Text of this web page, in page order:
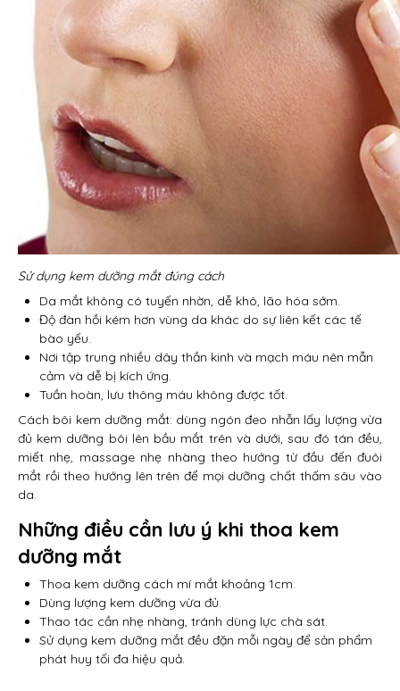
Sử dụng kem dưỡng mắt đúng cách
Da mắt không có tuyến nhờn, dễ khô, lão hóa sớm.
Độ đàn hồi kém hơn vùng da khác do sự liên kết các tế
bào yếu.
Nơi tập trung nhiều dây thần kinh và mạch máu nên mẫn
cảm và dễ bị kích ứng.
Tuần hoàn, lưu thông máu không được tốt.
Cách bôi kem dưỡng mắt: dùng ngón đeo nhẫn lấy lượng vừa
đủ kem dưỡng bôi lên bầu mắt trên và dưới, sau đó tán đều,
miết nhẹ, massage nhẹ nhàng theo hướng từ đầu đến đuôi
mắt rồi theo hướng lên trên để mọi dưỡng chất thấm sâu vào
da.
Những điều cần lưu ý khi thoa kem
dưỡng mắt
Thoa kem dưỡng cách mí mắt khoảng 1cm.
Dùng lượng kem dưỡng vừa đủ.
Thao tác cần nhẹ nhàng, tránh dùng lực chà sát.
Sử dụng kem dưỡng mắt đều đặn mỗi ngày để sản phẩm
phát huy tối đa hiệu quả.